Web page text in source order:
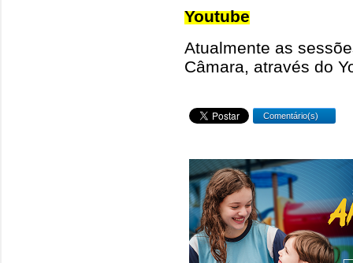
Youtube
Atualmente as
Câmara, através do
Comentário(s)